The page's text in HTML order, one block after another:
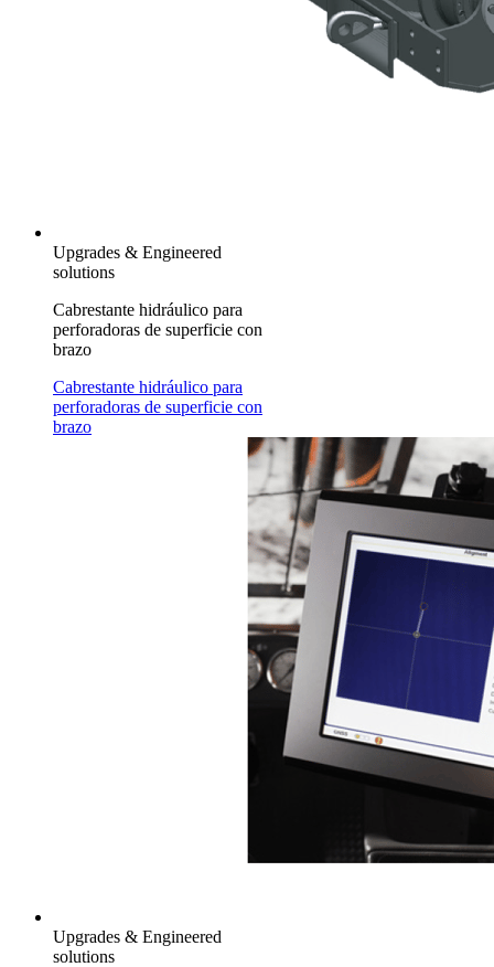
Upgrades & Engineered
solutions
Cabrestante hidráulico para
perforadoras de superficie con
brazo
Cabrestante hidráulico para
perforadoras de superficie con
brazo
Upgrades & Engineered
solutions